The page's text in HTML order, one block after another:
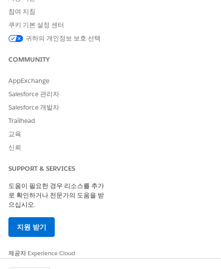
참여 지침
쿠키 기본 설정 센터
귀하의 개인정보 보호 선택
COMMUNITY
AppExchange
Salesforce 관리자
Salesforce 개발자
Trailhead
교육
신뢰
SUPPORT & SERVICES
도움이 필요한 경우 리소스를 추가
로 확인하거나 전문가의 도움을 받
으십시오.
지원 받기
제공자 Experience Cloud